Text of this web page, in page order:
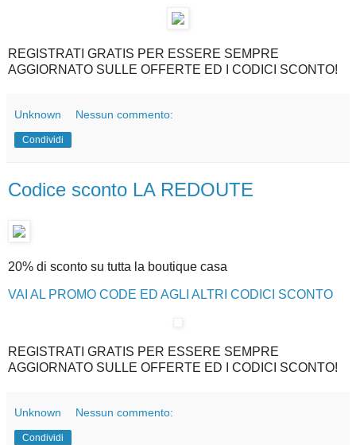
REGISTRATI GRATIS PER ESSERE SEMPRE
AGGIORNATO SULLE OFFERTE ED I CODICI SCONTO!
Unknown Nessun commento:
Condividi
Codice sconto LA REDOUTE
20% di sconto su tutta la boutique casa
VAI AL PROMO CODE ED AGLI ALTRI CODICI SCONTO
REGISTRATI GRATIS PER ESSERE SEMPRE
AGGIORNATO SULLE OFFERTE ED I CODICI SCONTO!
Unknown Nessun commento:
Condividi